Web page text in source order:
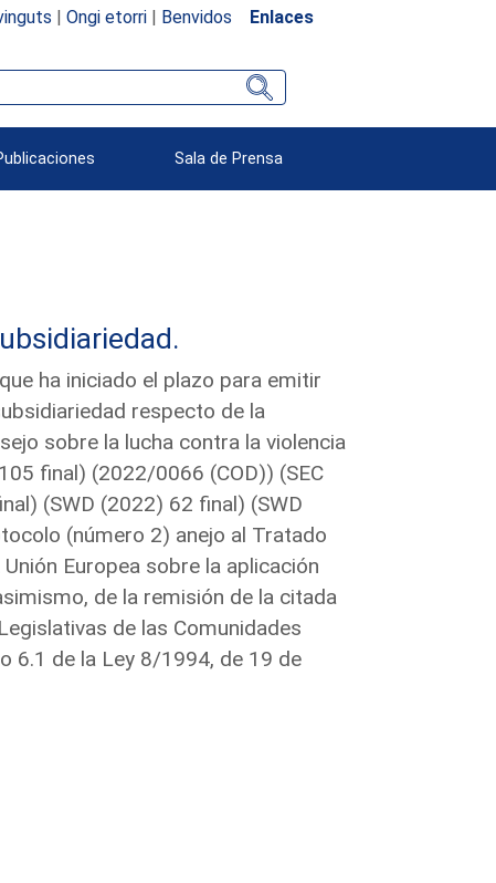
| Ongi etorri| Benvidos Enlaces
Sala de Prensa
ha iniciado el plazo para emitir
respecto de la
sobre la lucha contra la violencia
final) (2022/0066 (COD)) (SEC
(SWD (2022) 62 final) (SWD
(número 2) anejo al Tratado
Europea sobre la aplicación
de la remisión de la citada
de las Comunidades
6.1 de la Ley 8/1994, de 19 de